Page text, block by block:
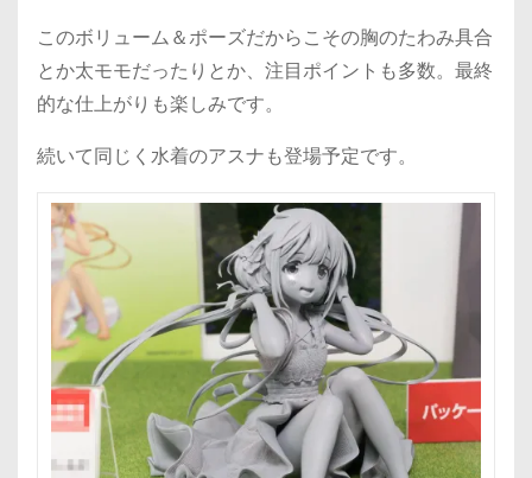
このボリューム＆ポーズだからこその胸のたわみ具合
とか太モモだったりとか、注目ポイントも多数。最終
的な仕上がりも楽しみです。
続いて同じく水着のアスナも登場予定です。